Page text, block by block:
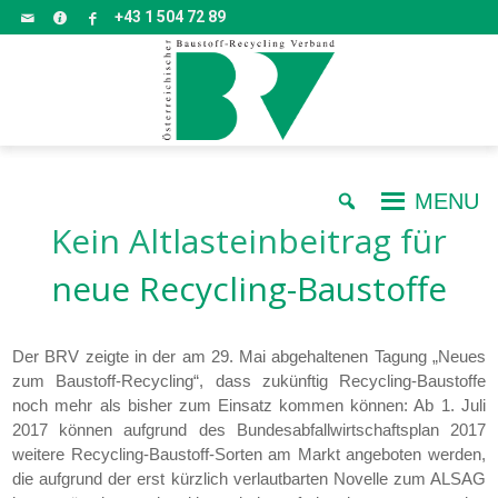
+43 1 504 72 89
MENU
Kein Altlasteinbeitrag für
neue Recycling-Baustoffe
Der BRV zeigte in der am 29. Mai abgehaltenen Tagung „Neues
zum Baustoff-Recycling“, dass zukünftig Recycling-Baustoffe
noch mehr als bisher zum Einsatz kommen können: Ab 1. Juli
2017 können aufgrund des Bundesabfallwirtschaftsplan 2017
weitere Recycling-Baustoff-Sorten am Markt angeboten werden,
die aufgrund der erst kürzlich verlautbarten Novelle zum ALSAG